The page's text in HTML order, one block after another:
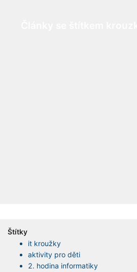
Štítky
it kroužky
aktivity pro děti
2. hodina informatiky